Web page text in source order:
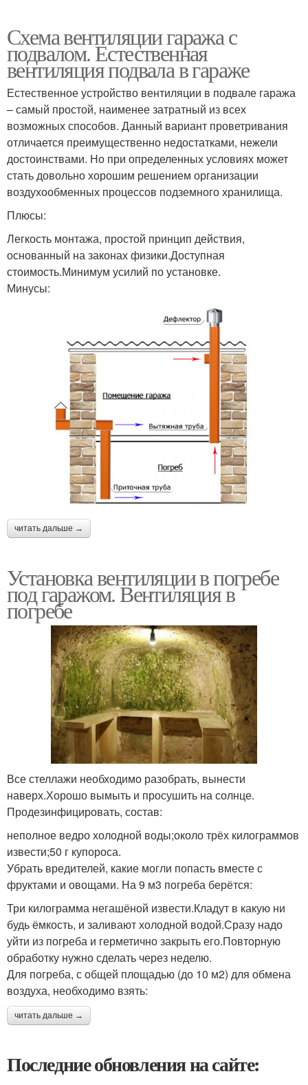
Схема вентиляции гаража с
подвалом. Естественная
вентиляция подвала в гараже
Естественное устройство вентиляции в подвале гаража
– самый простой, наименее затратный из всех
возможных способов. Данный вариант проветривания
отличается преимущественно недостатками, нежели
достоинствами. Но при определенных условиях может
стать довольно хорошим решением организации
воздухообменных процессов подземного хранилища.
Плюсы:
Легкость монтажа, простой принцип действия,
основанный на законах физики.Доступная
стоимость.Минимум усилий по установке.
Минусы:
читать дальше →
Установка вентиляции в погребе
под гаражом. Вентиляция в
погребе
Все стеллажи необходимо разобрать, вынести
наверх.Хорошо вымыть и просушить на солнце.
Продезинфицировать, состав:
неполное ведро холодной воды;около трёх килограммов
извести;50 г купороса.
Убрать вредителей, какие могли попасть вместе с
фруктами и овощами. На 9 м3 погреба берётся:
Три килограмма негашёной извести.Кладут в какую ни
будь ёмкость, и заливают холодной водой.Сразу надо
уйти из погреба и герметично закрыть его.Повторную
обработку нужно сделать через неделю.
Для погреба, с общей площадью (до 10 м2) для обмена
воздуха, необходимо взять:
читать дальше →
Последние обновления на сайте: